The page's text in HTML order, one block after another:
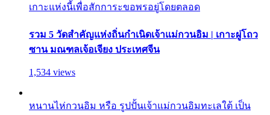
เกาะแห่งนี้เพื่อสักการะขอพรอยู่โดยตลอด
รวม 5 วัดสำคัญแห่งถิ่นกำเนิดเจ้าแม่กวนอิม | เกาะผู่โถว
ซาน มณฑลเจ้อเจียง ประเทศจีน
1,534 views
หนานไห่กวนอิม หรือ รูปปั้นเจ้าแม่กวนอิมทะเลใต้ เป็น